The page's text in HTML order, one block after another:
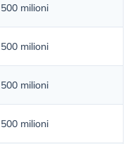
500 milioni
500 milioni
500 milioni
500 milioni